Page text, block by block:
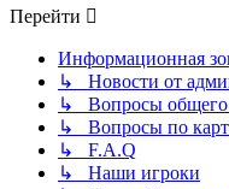
Перейти
Информационная
↳ Новости от
↳ Вопросы общего
↳ Вопросы по
↳ F.A.Q
↳ Наши игроки